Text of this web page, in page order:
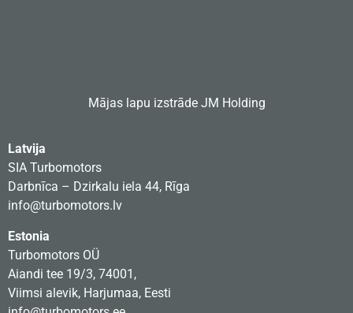
Mājas lapu izstrādeJM Holding
Latvija
SIA Turbomotors
Darbnīca – Dzirkalu iela 44, Rīga
info@turbomotors.lv
Estonia
Turbomotors OÜ
Aiandi tee 19/3, 74001,
Viimsi alevik, Harjumaa, Eesti